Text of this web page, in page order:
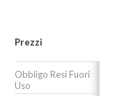
Prezzi
Obbligo Resi Fuori
Uso